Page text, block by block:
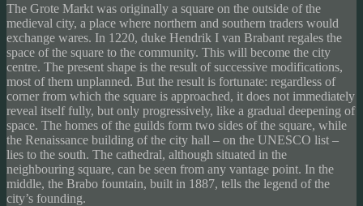
The Grote Markt was originally a square on the outside of the
medieval city, a place where northern and southern traders would
exchange wares. In 1220, duke Hendrik I van Brabant regales the
space of the square to the community. This will become the city
centre. The present shape is the result of successive modifications,
most of them unplanned. But the result is fortunate: regardless of
corner from which the square is approached, it does not immediately
reveal itself fully, but only progressively, like a gradual deepening of
space. The homes of the guilds form two sides of the square, while
the Renaissance building of the city hall – on the UNESCO list –
lies to the south. The cathedral, although situated in the
neighbouring square, can be seen from any vantage point. In the
middle, the Brabo fountain, built in 1887, tells the legend of the
city’s founding.